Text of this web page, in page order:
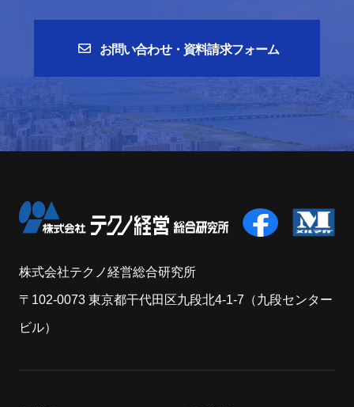
お問い合わせ・資料請求フォーム
株式会社テクノ経営総合研究所
〒102-0073 東京都干代田区九段北4-1-7（九段センター
ビル）